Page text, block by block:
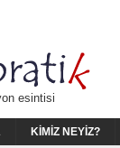
esintisi
KIMIZ NEYIZ?